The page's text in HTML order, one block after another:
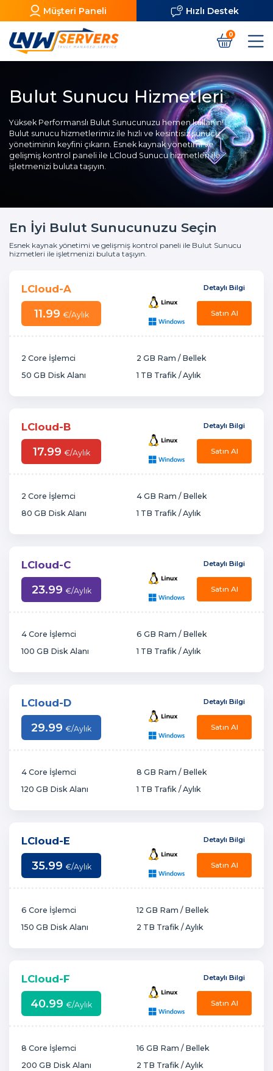
Müşteri Paneli Hızlı Destek
0
Bulut Sunucu Hizmetleri
Yüksek Performanslı Bulut Sunucunuzu hemen kullanın!
Bulut sunucu hizmetlerimiz ile hızlı ve kesintisiz sunucu
yönetiminin keyfini çıkarın. Esnek kaynak yönetimi ve
gelişmiş kontrol paneli ile LCloud Sunucu hizmetleri ile
işletmenizi buluta taşıyın.
En İyi Bulut Sunucunuzu Seçin
Esnek kaynak yönetimi ve gelişmiş kontrol paneli ile Bulut Sunucu
hizmetleri ile işletmenizi buluta taşıyın.
LCloud-A
11.99 €/Aylık
Detaylı Bilgi
Satın Al
2 Core İşlemci
2 GB Ram / Bellek
50 GB Disk Alanı
1 TB Trafik / Aylık
LCloud-B
17.99 €/Aylık
Detaylı Bilgi
Satın Al
2 Core İşlemci
4 GB Ram / Bellek
80 GB Disk Alanı
1 TB Trafik / Aylık
LCloud-C
23.99 €/Aylık
Detaylı Bilgi
Satın Al
4 Core İşlemci
6 GB Ram / Bellek
100 GB Disk Alanı
1 TB Trafik / Aylık
LCloud-D
29.99 €/Aylık
Detaylı Bilgi
Satın Al
4 Core İşlemci
8 GB Ram / Bellek
120 GB Disk Alanı
1 TB Trafik / Aylık
LCloud-E
35.99 €/Aylık
Detaylı Bilgi
Satın Al
6 Core İşlemci
12 GB Ram / Bellek
150 GB Disk Alanı
2 TB Trafik / Aylık
LCloud-F
40.99 €/Aylık
Detaylı Bilgi
Satın Al
8 Core İşlemci
16 GB Ram / Bellek
200 GB Disk Alanı
2 TB Trafik / Aylık